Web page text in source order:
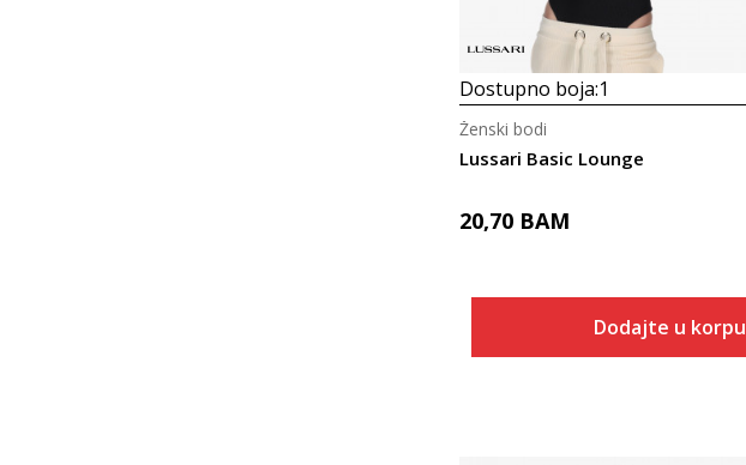
Dostupno boja:1
Lussari Basic Lounge
Ženski bodi
20,70 BAM
Dodajte u korpu